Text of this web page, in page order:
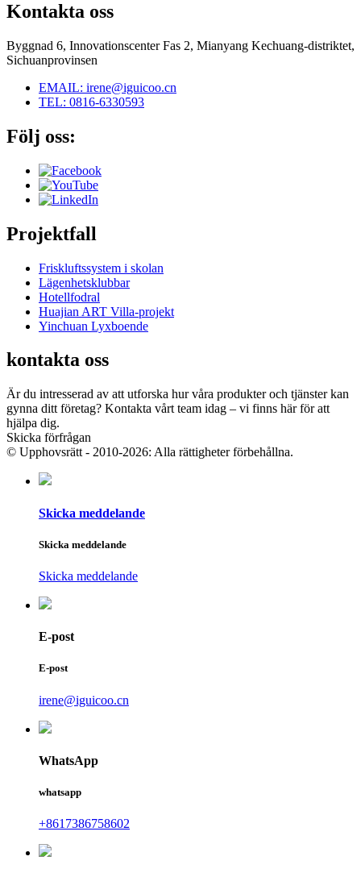
Kontakta oss
Byggnad 6, Innovationscenter Fas 2, Mianyang Kechuang-distriktet,
Sichuanprovinsen
EMAIL: irene@iguicoo.cn
TEL: 0816-6330593
Följ oss:
Projektfall
Friskluftssystem i skolan
Lägenhetsklubbar
Hotellfodral
Huajian ART Villa-projekt
Yinchuan Lyxboende
kontakta oss
Är du intresserad av att utforska hur våra produkter och tjänster kan
gynna ditt företag? Kontakta vårt team idag – vi finns här för att
hjälpa dig.
Skicka förfrågan
© Upphovsrätt - 2010-2026: Alla rättigheter förbehållna.
Skicka meddelande
Skicka meddelande
Skicka meddelande
E-post
E-post
irene@iguicoo.cn
WhatsApp
whatsapp
+8617386758602